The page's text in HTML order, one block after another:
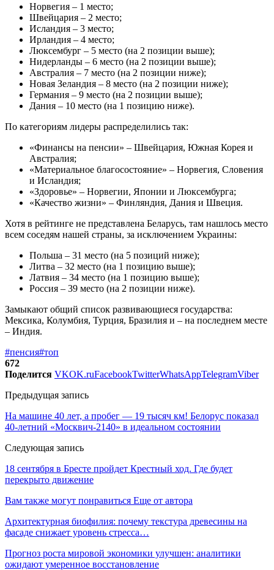
Норвегия – 1 место;
Швейцария – 2 место;
Исландия – 3 место;
Ирландия – 4 место;
Люксембург – 5 место (на 2 позиции выше);
Нидерланды – 6 место (на 2 позиции выше);
Австралия – 7 место (на 2 позиции ниже);
Новая Зеландия – 8 место (на 2 позиции ниже);
Германия – 9 место (на 2 позиции выше);
Дания – 10 место (на 1 позицию ниже).
По категориям лидеры распределились так:
«Финансы на пенсии» – Швейцария, Южная Корея и
Австралия;
«Материальное благосостояние» – Норвегия, Словения
и Исландия;
«Здоровье» – Норвегии, Японии и Люксембурга;
«Качество жизни» – Финляндия, Дания и Швеция.
Хотя в рейтинге не представлена Беларусь, там нашлось место
всем соседям нашей страны, за исключением Украины:
Польша – 31 место (на 5 позиций ниже);
Литва – 32 место (на 1 позицию выше);
Латвия – 34 место (на 1 позицию выше);
Россия – 39 место (на 2 позиции ниже).
Замыкают общий список развивающиеся государства:
Мексика, Колумбия, Турция, Бразилия и – на последнем месте
– Индия.
#пенсия#топ
672
Поделится VKOK.ruFacebookTwitterWhatsAppTelegramViber
Предыдущая запись
На машине 40 лет, а пробег — 19 тысяч км! Белорус показал
40-летний «Москвич-2140» в идеальном состоянии
Следующая запись
18 сентября в Бресте пройдет Крестный ход. Где будет
перекрыто движение
Вам также могут понравиться Еще от автора
Архитектурная биофилия: почему текстура древесины на
фасаде снижает уровень стресса…
Прогноз роста мировой экономики улучшен: аналитики
ожидают умеренное восстановление